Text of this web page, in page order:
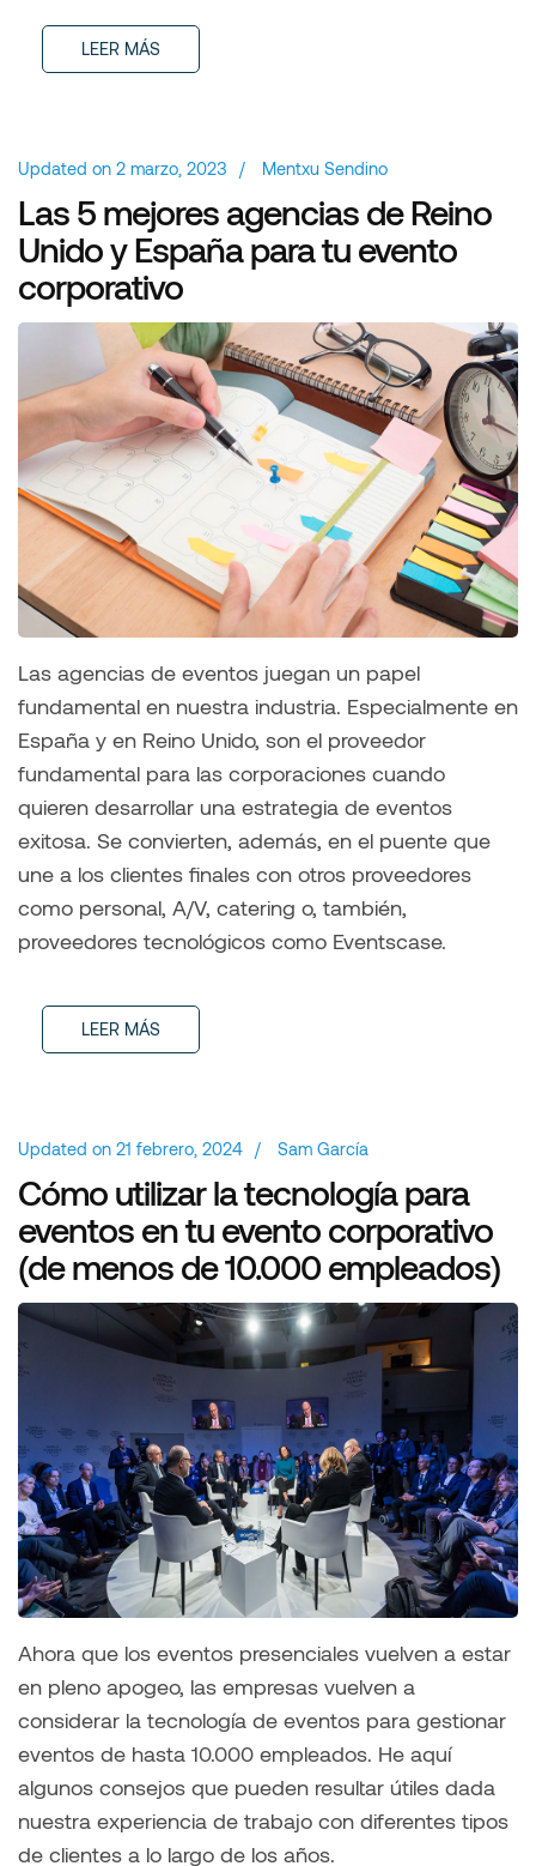
LEER MÁS
Updated on 2 marzo, 2023 / Mentxu Sendino
Las 5 mejores agencias de Reino
Unido y España para tu evento
corporativo
Las agencias de eventos juegan un papel
fundamental en nuestra industria. Especialmente en
España y en Reino Unido, son el proveedor
fundamental para las corporaciones cuando
quieren desarrollar una estrategia de eventos
exitosa. Se convierten, además, en el puente que
une a los clientes finales con otros proveedores
como personal, A/V, catering o, también,
proveedores tecnológicos como Eventscase.
LEER MÁS
Updated on 21 febrero, 2024 / Sam García
Cómo utilizar la tecnología para
eventos en tu evento corporativo
(de menos de 10.000 empleados)
Ahora que los eventos presenciales vuelven a estar
en pleno apogeo, las empresas vuelven a
considerar la tecnología de eventos para gestionar
eventos de hasta 10.000 empleados. He aquí
algunos consejos que pueden resultar útiles dada
nuestra experiencia de trabajo con diferentes tipos
de clientes a lo largo de los años.